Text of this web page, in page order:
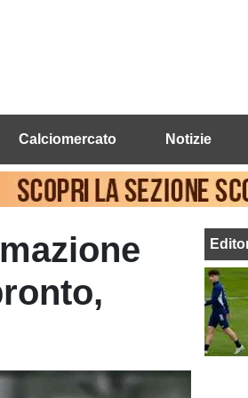
Calciomercato Notizie